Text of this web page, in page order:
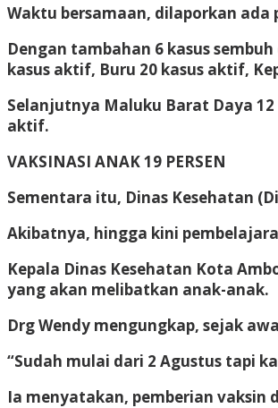
Waktu bersamaan, dilaporkan ada
Dengan tambahan 6 kasus
kasus aktif, Buru 20 kasus aktif,
Selanjutnya Maluku Barat Daya
aktif.
VAKSINASI ANAK 19 PERSEN
Sementara itu, Dinas Kesehatan
Akibatnya, hingga kini
Kepala Dinas Kesehatan Kota
yang akan melibatkan anak-anak.
Drg Wendy mengungkap, sejak
“Sudah mulai dari 2 Agustus tapi
Ia menyatakan, pemberian vaksin